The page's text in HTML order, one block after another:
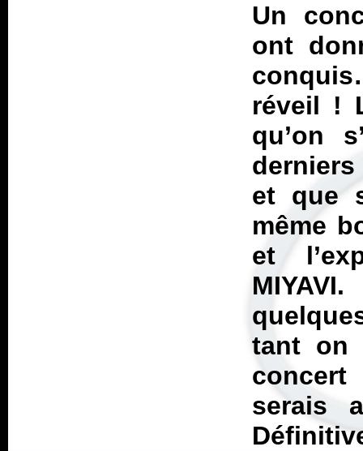
Un
ont
réveil !
qu’on
et que
même
et
tant on
serais